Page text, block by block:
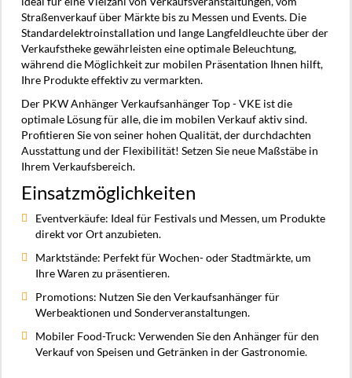
Straßenverkauf über Märkte bis zu Messen und Events. Die
Standardelektroinstallation und lange Langfeldleuchte über der
Verkaufstheke gewährleisten eine optimale Beleuchtung,
während die Möglichkeit zur mobilen Präsentation Ihnen hilft,
Ihre Produkte effektiv zu vermarkten.
Der PKW Anhänger Verkaufsanhänger Top - VKE ist die
optimale Lösung für alle, die im mobilen Verkauf aktiv sind.
Profitieren Sie von seiner hohen Qualität, der durchdachten
Ausstattung und der Flexibilität! Setzen Sie neue Maßstäbe in
Ihrem Verkaufsbereich.
Einsatzmöglichkeiten
Eventverkäufe: Ideal für Festivals und Messen, um Produkte
direkt vor Ort anzubieten.
Marktstände: Perfekt für Wochen- oder Stadtmärkte, um
Ihre Waren zu präsentieren.
Promotions: Nutzen Sie den Verkaufsanhänger für
Werbeaktionen und Sonderveranstaltungen.
Mobiler Food-Truck: Verwenden Sie den Anhänger für den
Verkauf von Speisen und Getränken in der Gastronomie.